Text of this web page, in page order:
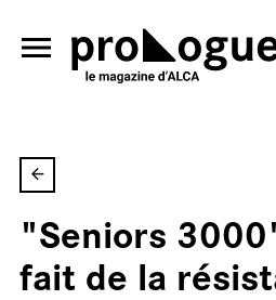
ALLER AU
"Seniors
fait de la